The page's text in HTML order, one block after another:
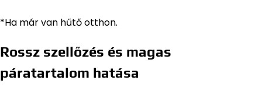
*Ha már van hűtő otthon.
Rossz szellőzés és magas
páratartalom hatása